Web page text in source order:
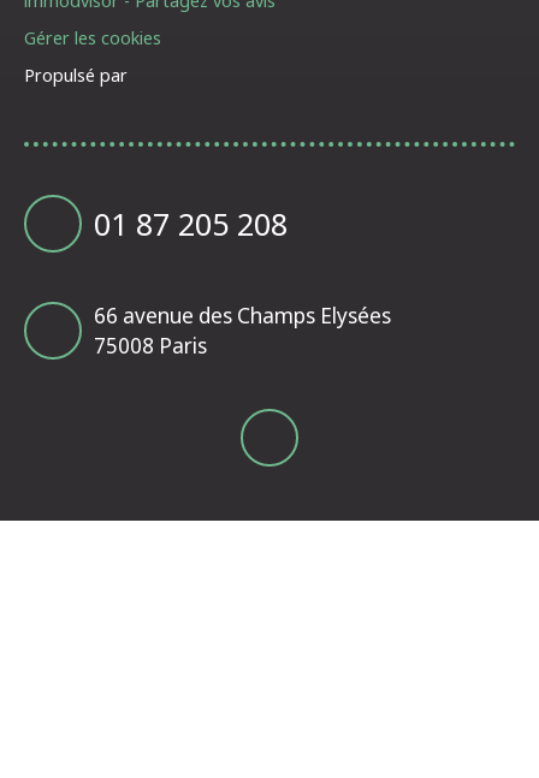
Gérer les cookies
Propulsé par
01 87 205 208
66 avenue des Champs Elysées
75008 Paris